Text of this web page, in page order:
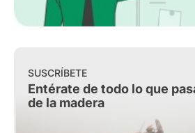
SUSCRÍBETE
Entérate de todo lo que
de la madera